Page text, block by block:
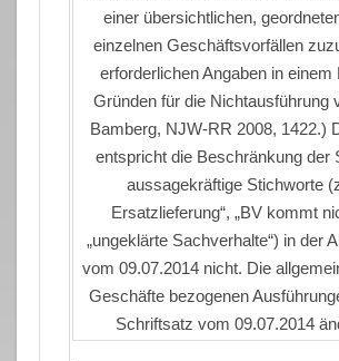
einer übersichtlichen,
einzelnen Geschäftsvorfällen
erforderlichen Angaben in
Gründen für die Nichtausführung
Bamberg, NJW-RR 2008, 1422.)
entspricht die Beschränkung der
aussagekräftige Stichworte
Ersatzlieferung“, „BV kommt
„ungeklärte Sachverhalte“) in der
vom 09.07.2014 nicht. Die
Geschäfte bezogenen
Schriftsatz vom 09.07.2014